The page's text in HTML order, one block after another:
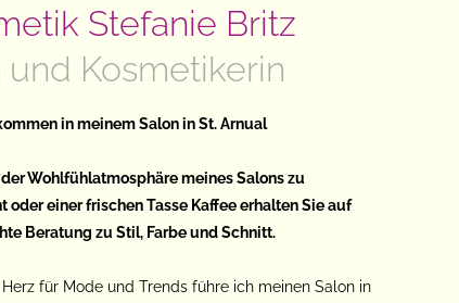
Stefanie Britz
Kosmetikerin
in meinem Salon in St. Arnual
Wohlfühlatmosphäre meines Salons zu
oder einer frischen Tasse Kaffee erhalten Sie auf
Beratung zu Stil, Farbe und Schnitt.
für Mode und Trends führe ich meinen Salon in